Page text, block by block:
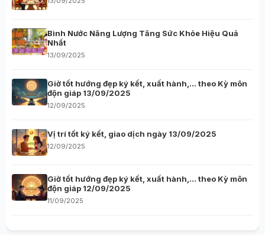
Bình Nước Năng Lượng Tăng Sức Khỏe Hiệu Quả
Nhất
13/09/2025
Giờ tốt hướng đẹp ký kết, xuất hành,… theo Kỳ môn
độn giáp 13/09/2025
12/09/2025
Vị trí tốt ký kết, giao dịch ngày 13/09/2025
12/09/2025
Giờ tốt hướng đẹp ký kết, xuất hành,… theo Kỳ môn
độn giáp 12/09/2025
11/09/2025